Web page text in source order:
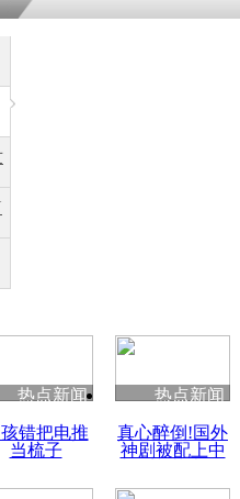
热点新闻
错把电推
当梳子
热点新闻
真心醉倒!国外
神剧被配上中